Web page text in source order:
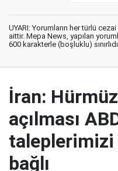
UYARI: Yorumların her türlü
aittir. Mepa News, yapılan
600 karakterle (boşluklu)
İran: Hürmüz
açılması
bağlı